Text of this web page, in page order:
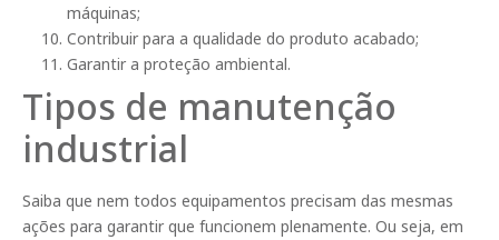
máquinas;
Contribuir para a qualidade do produto acabado;
Garantir a proteção ambiental.
Tipos de manutenção
industrial
Saiba que nem todos equipamentos precisam das mesmas
ações para garantir que funcionem plenamente. Ou seja, em